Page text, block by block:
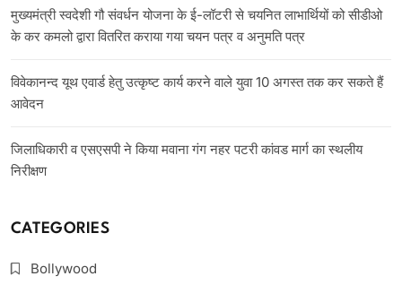
मुख्यमंत्री स्वदेशी गौ संवर्धन योजना के ई-लॉटरी से चयनित लाभार्थियों को सीडीओ
के कर कमलो द्वारा वितरित कराया गया चयन पत्र व अनुमति पत्र
विवेकानन्द यूथ एवार्ड हेतु उत्कृष्ट कार्य करने वाले युवा 10 अगस्त तक कर सकते हैं
आवेदन
जिलाधिकारी व एसएसपी ने किया मवाना गंग नहर पटरी कांवड मार्ग का स्थलीय
निरीक्षण
CATEGORIES
Bollywood